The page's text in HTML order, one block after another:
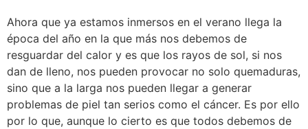
Ahora que ya estamos inmersos en el verano llega la
época del año en la que más nos debemos de
resguardar del calor y es que los rayos de sol, si nos
dan de lleno, nos pueden provocar no solo quemaduras,
sino que a la larga nos pueden llegar a generar
problemas de piel tan serios como el cáncer. Es por ello
por lo que, aunque lo cierto es que todos debemos de